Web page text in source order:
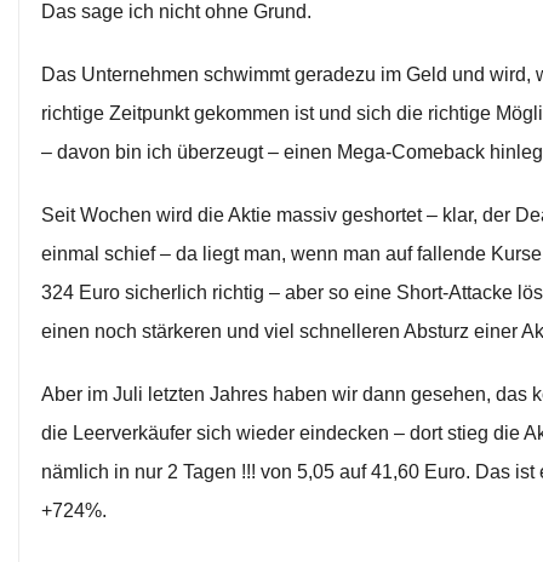
Das sage ich nicht ohne Grund.
Das Unternehmen schwimmt geradezu im Geld und wird,
richtige Zeitpunkt gekommen ist und sich die richtige
– davon bin ich überzeugt – einen Mega-Comeback
Seit Wochen wird die Aktie massiv geshortet – klar, der
einmal schief – da liegt man, wenn man auf fallende
324 Euro sicherlich richtig – aber so eine Short-Attacke
einen noch stärkeren und viel schnelleren Absturz einer
Aber im Juli letzten Jahres haben wir dann gesehen, das
die Leerverkäufer sich wieder eindecken – dort stieg die
nämlich in nur 2 Tagen !!! von 5,05 auf 41,60 Euro. Das ist
+724%.